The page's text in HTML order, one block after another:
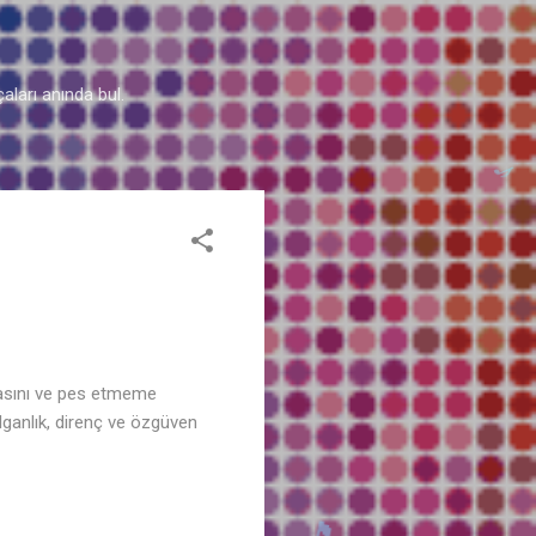
anında bul.
ve pes etmeme
direnç ve özgüven